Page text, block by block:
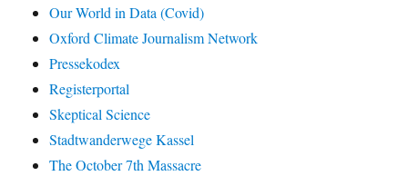
Our World in Data (Covid)
Oxford Climate Journalism Network
Pressekodex
Registerportal
Skeptical Science
Stadtwanderwege Kassel
The October 7th Massacre